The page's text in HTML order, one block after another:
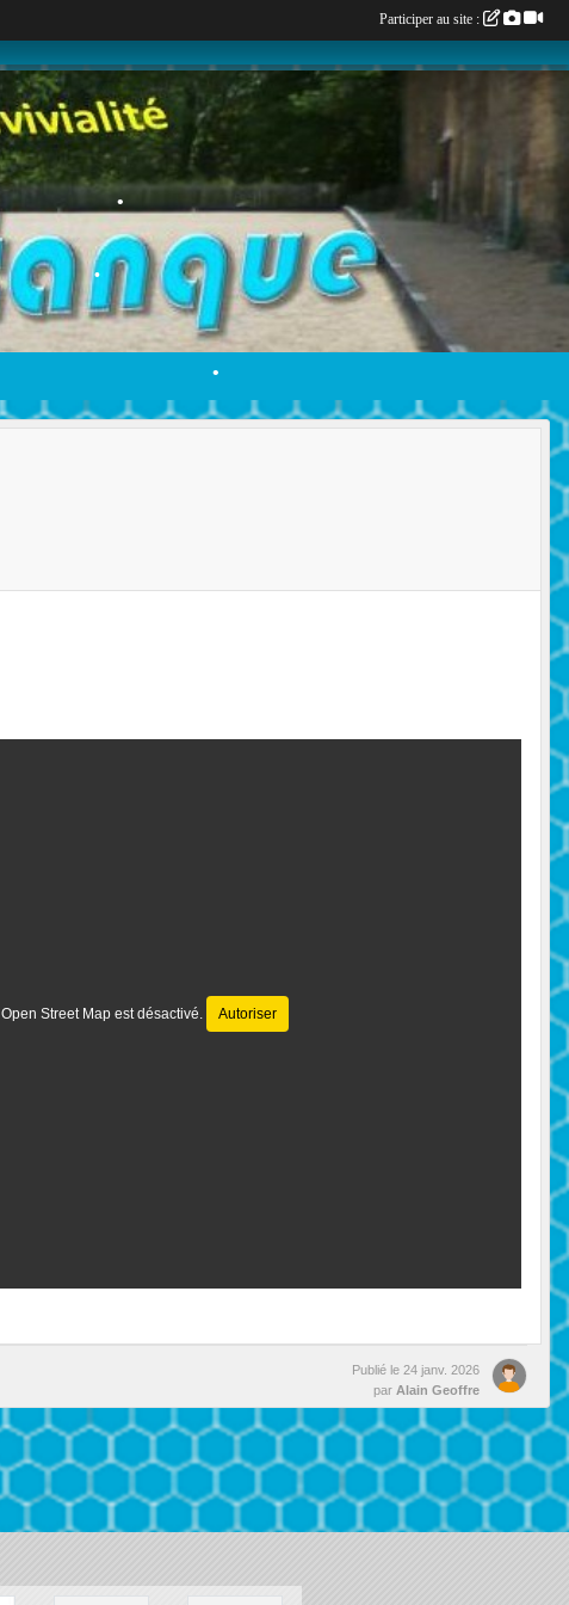
Open Street Map est désactivé. Autoriser
Publié le 24 janv. 2026
par Alain Geoffre
Participer au site :
•
•
•
•